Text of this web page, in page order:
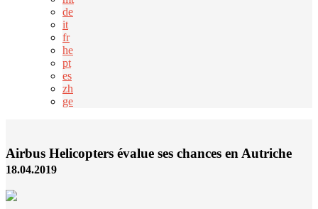
de
it
fr
he
pt
es
zh
ge
Airbus Helicopters évalue ses chances en Autriche
18.04.2019